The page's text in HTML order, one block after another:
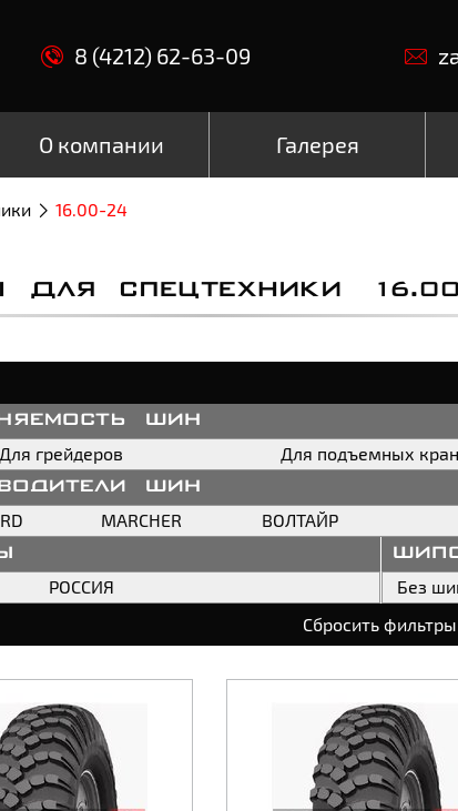
8 (4212) 62-63-09
О компании Галерея
16.00-24
ДЛЯ СПЕЦТЕХНИКИ
шин
Для грейдеров Для подъемных
шин
MARCHER ВОЛТАЙР
РОССИЯ
Без
Сбросить фильтры